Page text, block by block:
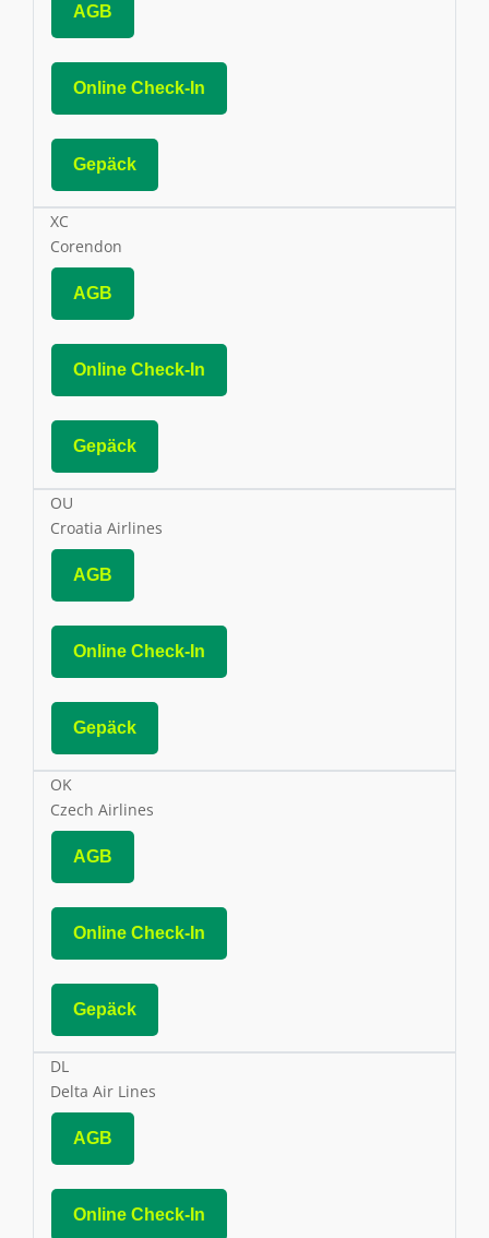
AGB
Online Check-In
Gepäck
XC
Corendon
AGB
Online Check-In
Gepäck
OU
Croatia Airlines
AGB
Online Check-In
Gepäck
OK
Czech Airlines
AGB
Online Check-In
Gepäck
DL
Delta Air Lines
AGB
Online Check-In